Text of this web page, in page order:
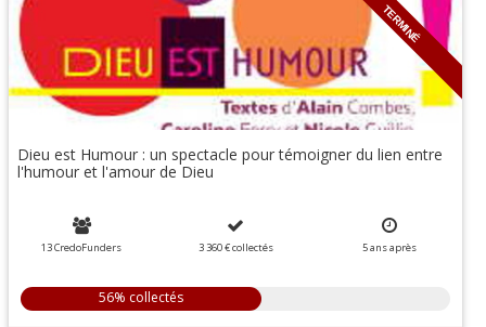
TERMINÉ
Dieu est Humour : un spectacle pour témoigner du lien entre
l'humour et l'amour de Dieu
13 CredoFunders 3 360 €collectés 5ansaprès
56% collectés